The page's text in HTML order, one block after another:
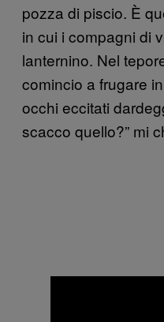
pozza di piscio. È
in cui i compagni di
lanternino. Nel
comincio a frugare
occhi eccitati
scacco quello?” mi